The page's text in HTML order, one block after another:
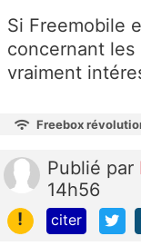
Si Freemobile
concernant
vraiment
Freebox
Publié par
14h56
!
citer